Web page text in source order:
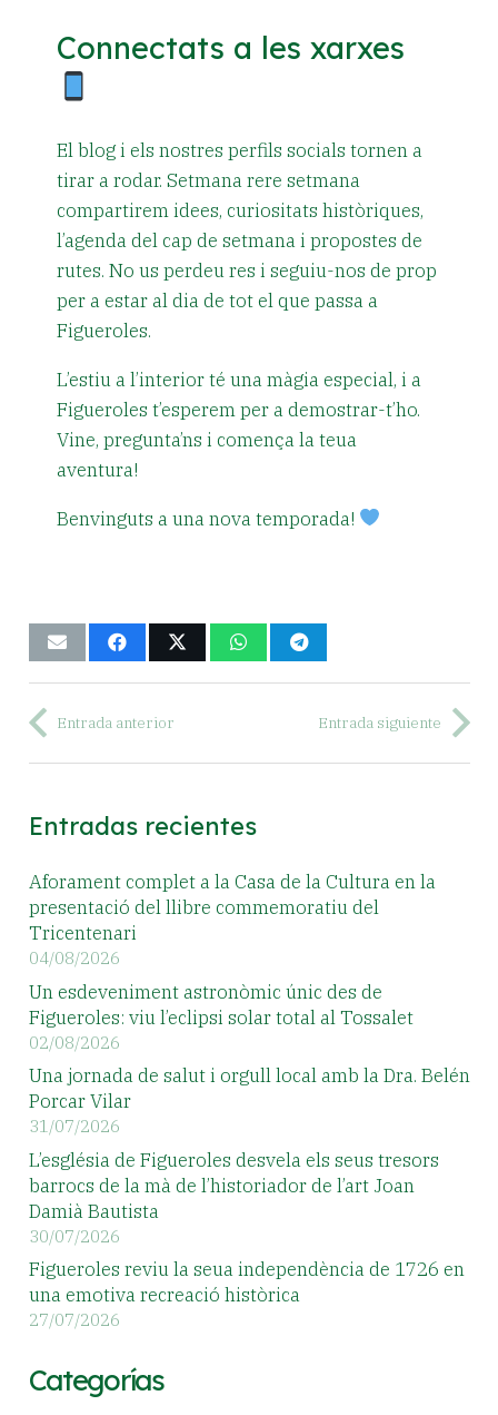
Connectats a les xarxes
El blog i els nostres perfils socials tornen a
tirar a rodar. Setmana rere setmana
compartirem idees, curiositats històriques,
l’agenda del cap de setmana i propostes de
rutes. No us perdeu res i seguiu-nos de prop
per a estar al dia de tot el que passa a
Figueroles.
L’estiu a l’interior té una màgia especial, i a
Figueroles t’esperem per a demostrar-t’ho.
Vine, pregunta’ns i comença la teua
aventura!
Benvinguts a una nova temporada!
Entrada anterior Entrada siguiente
Entradas recientes
Aforament complet a la Casa de la Cultura en la
presentació del llibre commemoratiu del
Tricentenari
04/08/2026
Un esdeveniment astronòmic únic des de
Figueroles: viu l’eclipsi solar total al Tossalet
02/08/2026
Una jornada de salut i orgull local amb la Dra. Belén
Porcar Vilar
31/07/2026
L’església de Figueroles desvela els seus tresors
barrocs de la mà de l’historiador de l’art Joan
Damià Bautista
30/07/2026
Figueroles reviu la seua independència de 1726 en
una emotiva recreació històrica
27/07/2026
Categorías